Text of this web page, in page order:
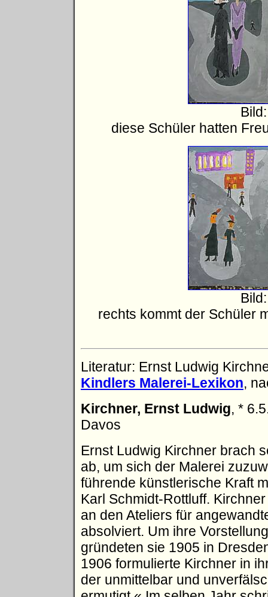
diese Schüler hatten
rechts kommt der Schüler
Literatur: Ernst Ludwig
Kindlers Malerei-Lexikon,
Kirchner, Ernst Ludwig, *
Davos
Ernst Ludwig Kirchner brach
ab, um sich der Malerei
führende künstlerische Kraft
Karl Schmidt-Rottluff.
an den Ateliers für
absolviert. Um ihre
gründeten sie 1905 in
1906 formulierte Kirchner in
der unmittelbar und